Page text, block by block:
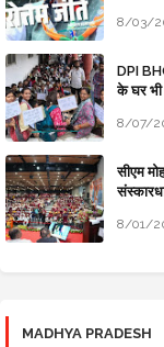
8/03/
DPI
के घर भी
8/07/
सीएम
8/01/
MADHYA PRADESH